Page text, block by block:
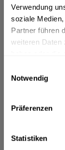
Verwendung
soziale
Partner führen
weiteren Daten
Notwendig
Präferenzen
Statistiken
In den
Artikel-Nr.:
Beschreibung
Schöppingen